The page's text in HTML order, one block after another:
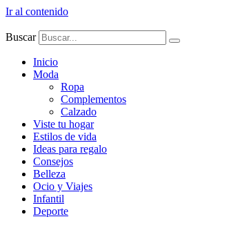
Ir al contenido
Buscar
Inicio
Moda
Ropa
Complementos
Calzado
Viste tu hogar
Estilos de vida
Ideas para regalo
Consejos
Belleza
Ocio y Viajes
Infantil
Deporte